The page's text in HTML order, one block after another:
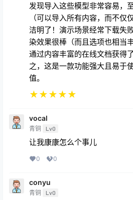
发现导入这些模型非常容易，
（可以导入所有内容，而不仅
洁明了！演示场景经常下载失
染效果很棒（而且选项也相当
通过内容丰富的在线文档获得
之，这是一款功能强大且易于
值。
★★★★★
vocal
青铜 Lv0
让我康康怎么个事儿
0 0
conyu
青铜 Lv0